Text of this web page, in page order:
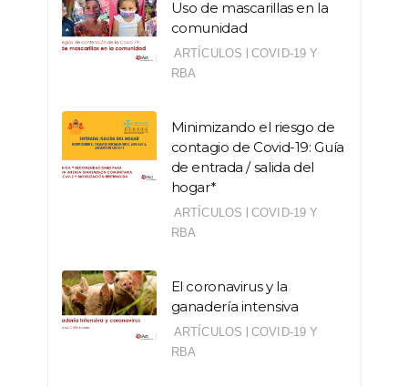
Uso de mascarillas en la
comunidad
ARTÍCULOS | COVID-19 Y
RBA
Minimizando el riesgo de
contagio de Covid-19: Guía
de entrada / salida del
hogar*
ARTÍCULOS | COVID-19 Y
RBA
El coronavirus y la
ganadería intensiva
ARTÍCULOS | COVID-19 Y
RBA